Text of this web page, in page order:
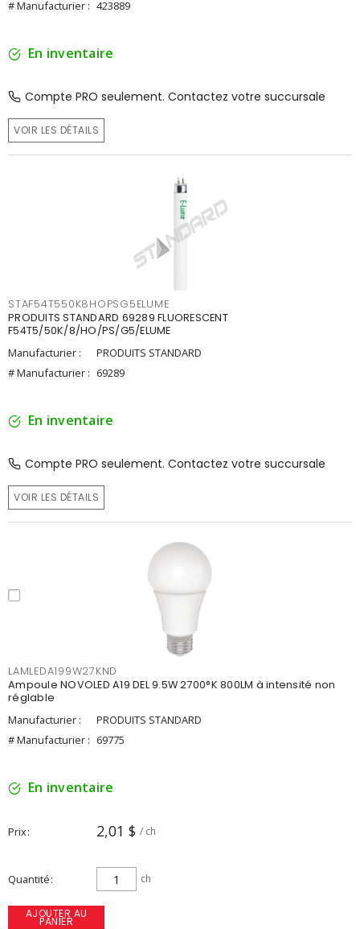
# Manufacturier : 423889
En inventaire
Compte PRO seulement. Contactez votre succursale
VOIR LES DÉTAILS
STAF54T550K8HOPSG5ELUME
PRODUITS STANDARD 69289 FLUORESCENT
F54T5/50K/8/HO/PS/G5/ELUME
Manufacturier :
PRODUITS STANDARD
# Manufacturier : 69289
En inventaire
Compte PRO seulement. Contactez votre succursale
VOIR LES DÉTAILS
LAMLEDA199W27KND
Ampoule NOVOLED A19 DEL 9.5W 2700°K 800LM à intensité non
réglable
Manufacturier :
PRODUITS STANDARD
# Manufacturier : 69775
En inventaire
Prix 2,01 $ / ch
Quantité ch
AJOUTER AU
PANIER